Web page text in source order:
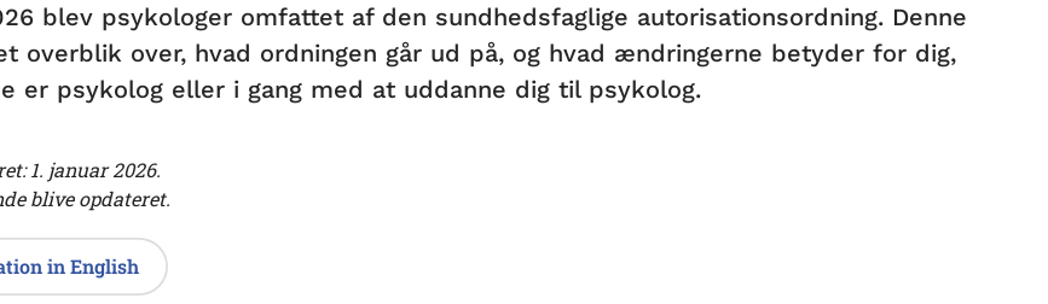
blev psykologer omfattet af den sundhedsfaglige autorisationsordning. Denne
overblik over, hvad ordningen går ud på, og hvad ændringerne betyder for dig,
er psykolog eller i gang med at uddanne dig til psykolog.
1. januar 2026.
blive opdateret.
in English